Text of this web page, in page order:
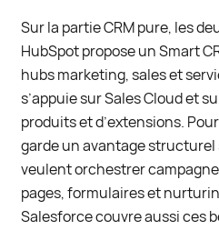
Sur la partie CRM pure, les
HubSpot propose un Smart
hubs marketing, sales et
s’appuie sur Sales Cloud et
produits et d’extensions.
garde un avantage structurel
veulent orchestrer
pages, formulaires et
Salesforce couvre aussi ces